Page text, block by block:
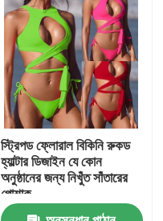
স্ট্রিপড ফ্লোরাল বিকিনি রুকড
হ্যাল্টার ডিজাইন যে কোন
অনুষ্ঠানের জন্য নিখুঁত সাঁতারের
পোশাক